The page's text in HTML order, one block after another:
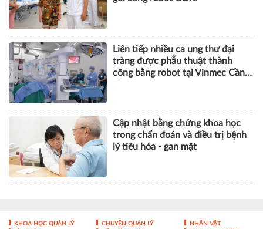
Liên tiếp nhiều ca ung thư đại
tràng được phẫu thuật thành
công bằng robot tại Vinmec Cần
Cập nhật bằng chứng khoa học
trong chẩn đoán và điều trị bệnh
lý tiêu hóa - gan mật
KHOA HỌC QUẢN LÝ CHUYỆN QUẢN LÝ
NHÂN VẬT